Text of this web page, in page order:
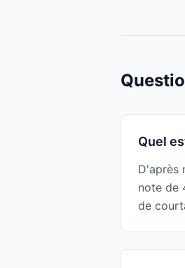
Quel
D'après
note de
de